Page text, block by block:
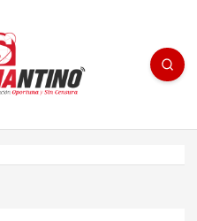
- medios/noticias/editorial